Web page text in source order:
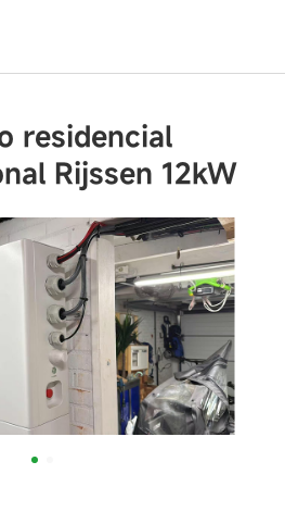
residencial
Rijssen 12kW